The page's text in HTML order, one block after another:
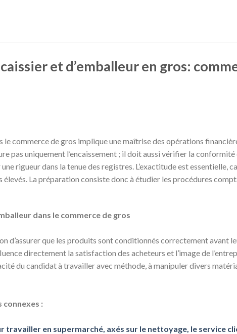
et d’emballeur en gros:
le commerce de gros implique une maîtrise des opérations
pas uniquement l’encaissement ; il doit aussi vérifier la
rigueur dans la tenue des registres. L’exactitude est essentielle,
élevés. La préparation consiste donc à étudier les procédures
dans le commerce de gros
d’assurer que les produits sont conditionnés correctement avant
directement la satisfaction des acheteurs et l’image de
du candidat à travailler avec méthode, à manipuler divers
connexes :
travailler en supermarché, axés sur le nettoyage, le service